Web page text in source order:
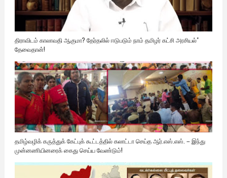
திராவிடம் காலாவதி ஆகுமா? தேர்தலில் ஈடுபடும் நாம் தமிழர் கட்சி அரசியல்"
தேவைதான்!
தமிழ்வழிக் கருத்துக் கேட்புக் கூட்டத்தில் கலாட்டா செய்த ஆர்.எஸ்.எஸ். – இந்து
முன்னணியினரைக் கைது செய்ய வேண்டும்!